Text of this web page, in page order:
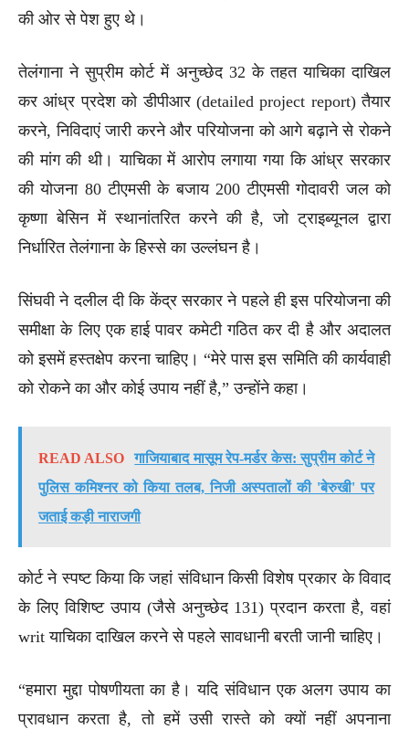
की ओर से पेश हुए थे।
तेलंगाना ने सुप्रीम कोर्ट में अनुच्छेद 32 के तहत याचिका दाखिल
कर आंध्र प्रदेश को डीपीआर (detailed project report) तैयार
करने, निविदाएं जारी करने और परियोजना को आगे बढ़ाने से रोकने
की मांग की थी। याचिका में आरोप लगाया गया कि आंध्र सरकार
की योजना 80 टीएमसी के बजाय 200 टीएमसी गोदावरी जल को
कृष्णा बेसिन में स्थानांतरित करने की है, जो ट्राइब्यूनल द्वारा
निर्धारित तेलंगाना के हिस्से का उल्लंघन है।
सिंघवी ने दलील दी कि केंद्र सरकार ने पहले ही इस परियोजना की
समीक्षा के लिए एक हाई पावर कमेटी गठित कर दी है और अदालत
को इसमें हस्तक्षेप करना चाहिए। “मेरे पास इस समिति की कार्यवाही
को रोकने का और कोई उपाय नहीं है,” उन्होंने कहा।
READ ALSO
गाजियाबाद मासूम रेप-मर्डर केस: सुप्रीम कोर्ट ने
पुलिस कमिश्नर को किया तलब, निजी अस्पतालों की 'बेरुखी' पर
जताई कड़ी नाराजगी
कोर्ट ने स्पष्ट किया कि जहां संविधान किसी विशेष प्रकार के विवाद
के लिए विशिष्ट उपाय (जैसे अनुच्छेद 131) प्रदान करता है, वहां
writ याचिका दाखिल करने से पहले सावधानी बरती जानी चाहिए।
“हमारा मुद्दा पोषणीयता का है। यदि संविधान एक अलग उपाय का
प्रावधान करता है, तो हमें उसी रास्ते को क्यों नहीं अपनाना